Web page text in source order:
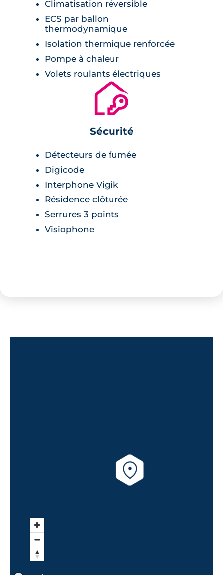
Climatisation réversible
ECS par ballon
thermodynamique
Isolation thermique renforcée
Pompe à chaleur
Volets roulants électriques
🔐
Sécurité
Détecteurs de fumée
Digicode
Interphone Vigik
Résidence clôturée
Serrures 3 points
Visiophone